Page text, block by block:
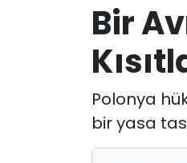
Bir
Polonya
bir yasa